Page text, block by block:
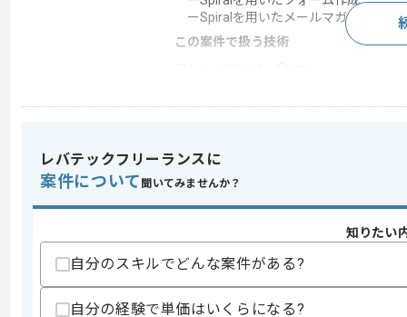
ーSpiralを用いたメールマガジンのコ
この案件で扱う技術
担当領域/システ
ム
特徴
スキル
求めるスキル
・コーディング実務経験3年以上
・jQueryを用いた実装経験
レバテックフリーランスに
案件について 聞いてみませんか？
知りたい
自分のスキルでどんな案件がある?
自分の経験で単価はいくらになる?